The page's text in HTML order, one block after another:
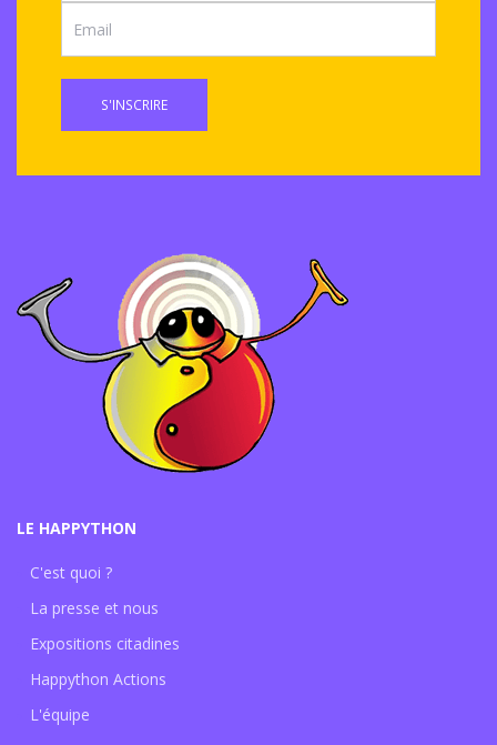
S'INSCRIRE
LE HAPPYTHON
C'est quoi ?
La presse et nous
Expositions citadines
Happython Actions
L'équipe